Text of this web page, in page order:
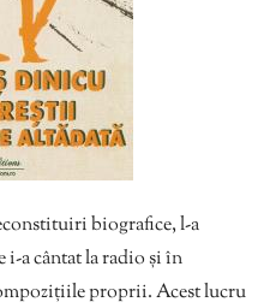
biografice, l-a
a cântat la radio și în
proprii. Acest lucru